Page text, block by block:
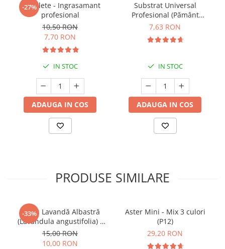
-27%
5 Tablete - Ingrasamant
profesional
10,50 RON
7,70 RON
IN STOC
ADAUGA IN COS
Substrat Universal
Profesional (Pământ
Premium) - 5 L
7,63 RON
IN STOC
ADAUGA IN COS
PRODUSE SIMILARE
-33%
Butaș Lavandă Albastră
(Lavandula angustifolia) -
Înrădăcinat
15,00 RON
10,00 RON
Aster Mini - Mix 3 culori
(P12)
29,20 RON